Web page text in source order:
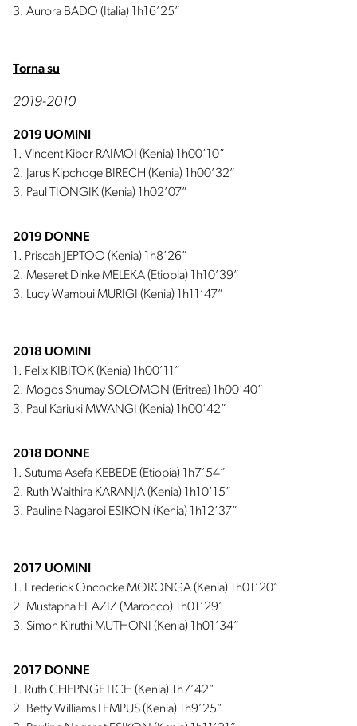
3. Aurora BADO (Italia) 1h16’25”
Torna su
2019-2010
2019 UOMINI
1. Vincent Kibor RAIMOI (Kenia) 1h00’10”
2. Jarus Kipchoge BIRECH (Kenia) 1h00’32”
3. Paul TIONGIK (Kenia) 1h02’07”
2019 DONNE
1. Priscah JEPTOO (Kenia) 1h8’26”
2. Meseret Dinke MELEKA (Etiopia) 1h10’39”
3. Lucy Wambui MURIGI (Kenia) 1h11’47”
2018 UOMINI
1. Felix KIBITOK (Kenia) 1h00’11”
2. Mogos Shumay SOLOMON (Eritrea) 1h00’40”
3. Paul Kariuki MWANGI (Kenia) 1h00’42”
2018 DONNE
1. Sutuma Asefa KEBEDE (Etiopia) 1h7’54”
2. Ruth Waithira KARANJA (Kenia) 1h10’15”
3. Pauline Nagaroi ESIKON (Kenia) 1h12’37”
2017 UOMINI
1. Frederick Oncocke MORONGA (Kenia) 1h01’20”
2. Mustapha EL AZIZ (Marocco) 1h01’29”
3. Simon Kiruthi MUTHONI (Kenia) 1h01’34”
2017 DONNE
1. Ruth CHEPNGETICH (Kenia) 1h7’42”
2. Betty Williams LEMPUS (Kenia) 1h9’25”